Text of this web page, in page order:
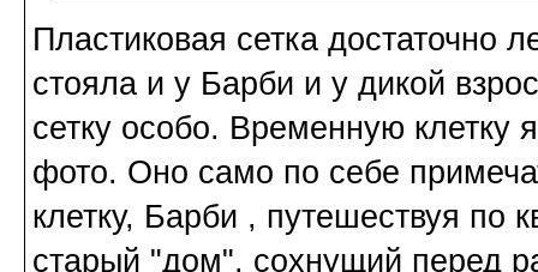
Пластиковая сетка достаточно
стояла и у Барби и у дикой
сетку особо. Временную клетку
фото. Оно само по себе
клетку, Барби , путешествуя по
старый "дом", сохнущий перед